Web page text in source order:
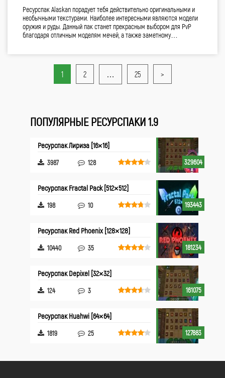
Ресурспак Alaskan порадует тебя действительно оригинальными и
необычными текстурами. Наиболее интересными являются модели
оружия и руды. Данный пак станет прекрасным выбором для PvP
благодаря отличным моделям мечей, а также заметному…
1 2 … 25 >
ПОПУЛЯРНЫЕ РЕСУРСПАКИ 1.9
329604
Ресурспак Лириза [16×16]
3987 128
193443
Ресурспак Fractal Pack [512×512]
198 10
181234
Ресурспак Red Phoenix [128×128]
10440 35
161075
Ресурспак Depixel [32×32]
124 3
127883
Ресурспак Huahwi [64×64]
1819 25